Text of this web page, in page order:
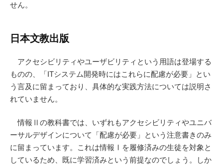
せん。
日本文教出版
アクセシビリティやユーザビリティという用語は登場する
ものの、「ITシステム開発時にはこれらに配慮が必要」とい
う言及に留まっており、具体的な実践方法については説明さ
れていません。
情報Ⅱの教科書では、いずれもアクセシビリティやユニバ
ーサルデザインについて「配慮が必要」という注意書きのみ
に留まっています。これは情報Ⅰを履修済みの生徒を対象と
しているため、既に学習済みという前提なのでしょう。しか